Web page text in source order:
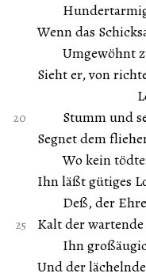
Wenn das
Umgewöhnt
Sieht er, von
Stumm und
Segnet dem
Wo kein
Ihn läßt gütiges
Deß, der Ehre
Kalt der
Ihn
Und der